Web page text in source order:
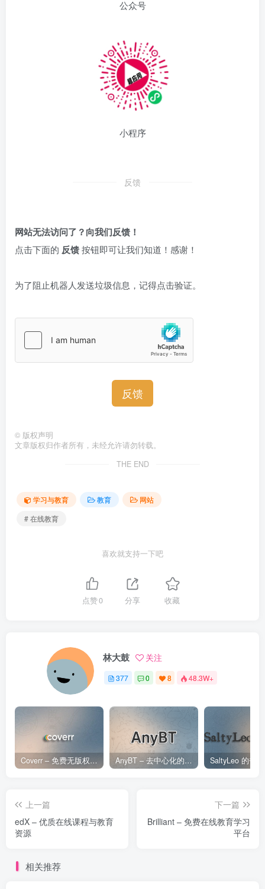
公众号
小程序
反馈
网站无法访问了？向我们反馈！
点击下面的 反馈按钮即可让我们知道！感谢！
为了阻止机器人发送垃圾信息，记得点击验证。
反馈
© 版权声明
文章版权归作者所有，未经允许请勿转载。
THE END
学习与教育 教育
网站
# 在线教育
喜欢就支持一下吧
点赞0 分享 收藏
林大鼓 关注
377 0 8 48.3W+
Coverr – 免费无版权视频、音乐、图片下载网站 AnyBT – 去中心化的BT资源下载网站
上一篇
edX – 优质在线课程与教育
资源
下一篇
Brilliant – 免费在线教育学习
平台
相关推荐